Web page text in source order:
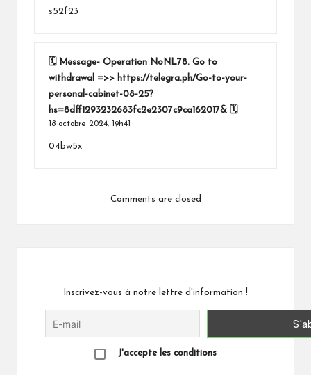
s52f23
🗓 Message- Operation NoNL78. Go to
withdrawal =>> https://telegra.ph/Go-to-your-
personal-cabinet-08-25?
hs=8dff1293232683fc2e2307c9ca162017& 🗓
18 octobre 2024, 19h41
04bw5x
Comments are closed
Inscrivez-vous à notre lettre d'information !
J'accepte les conditions